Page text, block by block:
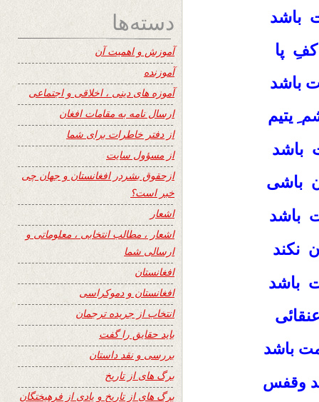
باشد
پا
باشد
یتیم
باشد
باشی
باشد
نکند
باشد
باشد
وقفس
دسته‌ها
آموزش و اهمیت آن
آموزنده
آموزه های دینی ، اخلاقی و اجتماعی
ارسال نامه به مقامات افغان
از دفتر خاطرات برای شما
از مسؤول سایت
ازحقوق بشردر افغانستان و جهان چی
خبر است؟
اشعار
اشعار ، مطالب انتخابی ، معلوماتی و
ارسالی شما
افغانستان
افغانستان و دموکراسی
انتخاب از جریده ترجمان
باید حقایق را گفت
بررسی و نقد داستان
برگ های از تاریخ
برگ های از تاریخ و یادی از فرهیختگان